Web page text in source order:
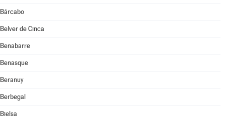
Bárcabo
Belver de Cinca
Benabarre
Benasque
Beranuy
Berbegal
Bielsa